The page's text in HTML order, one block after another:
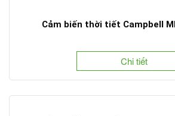
Cảm biến thời tiết Campbell
Chi tiết